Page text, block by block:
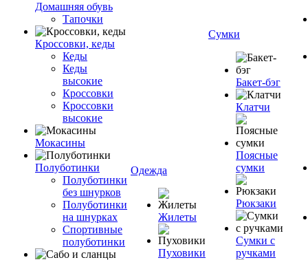
Домашняя обувь
Тапочки
Кроссовки, кеды
Кеды
Кеды
высокие
Кроссовки
Кроссовки
высокие
Мокасины
Полуботинки
Полуботинки
без шнурков
Полуботинки
на шнурках
Спортивные
полуботинки
Одежда
Жилеты
Пуховики
Сумки
Бакет-бэг
Клатчи
Поясные
сумки
Рюкзаки
Сумки с
ручками